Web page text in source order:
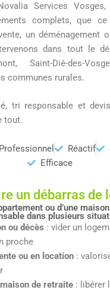
Services
complets, que
un déménagement
dans tout le
Saint-Dié-des-
communes rurales.
tri responsable et
tout.
Professionnel Réactif
Efficace
un débarras de
ou d’une
dans plusieurs
ou décès : vider un
proche
ou en location:
de retraite: libérer